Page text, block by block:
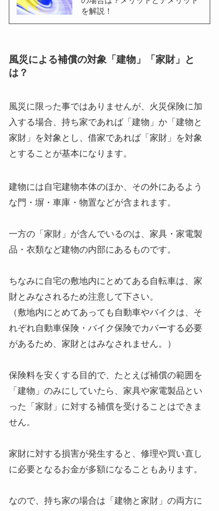
を解説！
風災による補償の対象「建物」「家財」と
は？
風災に限った事ではありませんが、火災保険に加
入する場合、持ち家であれば「建物」か「建物と
家財」を対象とし、借家であれば「家財」を対象
とすることが基本になります。
建物には自宅建物本体のほか、その外にあるよう
な門・塀・車庫・物置などが含まれます。
一方の「家財」が含んでいるのは、家具・家電製
品・衣類など建物の内部にあるものです。
ちなみに自宅の敷地内にとめてある自転車は、家
財とみなされるため注意して下さい。
（敷地内にとめてあっても自動車やバイクは、そ
れぞれ自動車保険・バイク保険でカバーする必要
があるため、家財とはみなされません。）
保険料を安くする目的で、たとえば補償の範囲を
「建物」のみにしていたら、家具や家電製品とい
った「家財」に対する補償を受けることはできま
せん。
家財に対する損害が発生すると、修理や買い直し
に必要となるお金が多額になることもあります。
なので、持ち家の場合は「建物と家財」の両方に